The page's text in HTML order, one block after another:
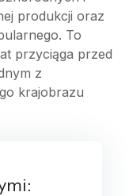
produkcji oraz
To
przyciąga przed
z
krajobrazu